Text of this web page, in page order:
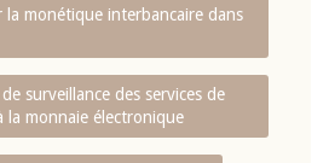
la monétique interbancaire dans
surveillance des services de
la monnaie électronique